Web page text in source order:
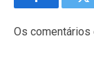
Facebook
Os comentários